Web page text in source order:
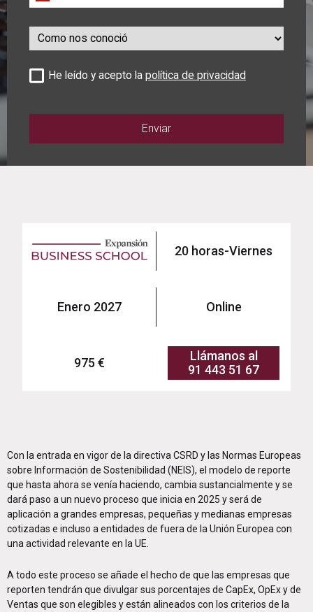
Como
nos
He leído y acepto la política de privacidad
20 horas-Viernes
Enero 2027 Online
975 €
Llámanos al
91 443 51 67
Con la entrada en vigor de la directiva CSRD y las Normas Europeas
sobre Información de Sostenibilidad (NEIS), el modelo de reporte
que hasta ahora se venía haciendo, cambia sustancialmente y se
dará paso a un nuevo proceso que inicia en 2025 y será de
aplicación a grandes empresas, pequeñas y medianas empresas
cotizadas e incluso a entidades de fuera de la Unión Europea con
una actividad relevante en la UE.
A todo este proceso se añade el hecho de que las empresas que
reporten tendrán que divulgar sus porcentajes de CapEx, OpEx y de
Ventas que son elegibles y están alineados con los criterios de la